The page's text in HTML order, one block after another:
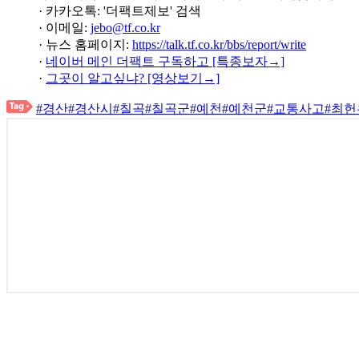
· 카카오톡: '더팩트제보' 검색
· 이메일: jebo@tf.co.kr
· 뉴스 홈페이지: https://talk.tf.co.kr/bbs/report/write
· 네이버 메인 더팩트 구독하고 [특종보자→]
· 그곳이 알고싶냐? [영상보기→]
#경산#경산시 #칠곡#칠곡군#예천#예천군#교통사고#최